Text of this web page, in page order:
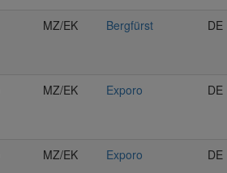
MZ/EK Bergfürst DE
MZ/EK Exporo DE
MZ/EK Exporo DE